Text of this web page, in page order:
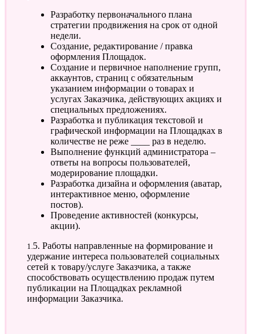
Разработку первоначального плана
стратегии продвижения на срок от одной
недели.
Создание, редактирование / правка
оформления Площадок.
Создание и первичное наполнение групп,
аккаунтов, страниц с обязательным
указанием информации о товарах и
услугах Заказчика, действующих акциях и
специальных предложениях.
Разработка и публикация текстовой и
графической информации на Площадках в
количестве не реже ____ раз в неделю.
Выполнение функций администратора –
ответы на вопросы пользователей,
модерирование площадки.
Разработка дизайна и оформления (аватар,
интерактивное меню, оформление
постов).
Проведение активностей (конкурсы,
акции).
1.5. Работы направленные на формирование и
удержание интереса пользователей социальных
сетей к товару/услуге Заказчика, а также
способствовать осуществлению продаж путем
публикации на Площадках рекламной
информации Заказчика.